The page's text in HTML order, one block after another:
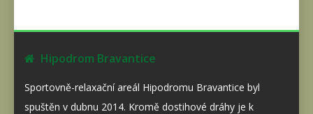
Hipodrom Bravantice
Sportovně-relaxační areál Hipodromu Bravantice byl
spuštěn v dubnu 2014. Kromě dostihové dráhy je k